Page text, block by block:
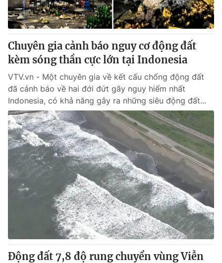
Chuyên gia cảnh báo nguy cơ động đất
kèm sóng thần cực lớn tại Indonesia
VTV.vn - Một chuyên gia về kết cấu chống động đất
đã cảnh báo về hai đới đứt gãy nguy hiểm nhất
Indonesia, có khả năng gây ra những siêu động đất...
Động đất 7,8 độ rung chuyển vùng Viễn